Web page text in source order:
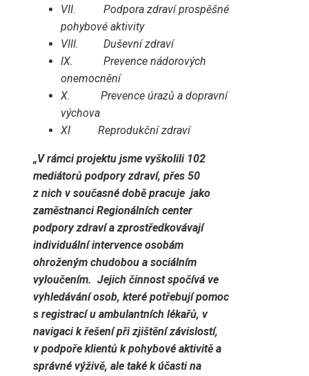
VII.
Podpora zdraví prospěšné
pohybové aktivity
VIII. Duševní zdraví
IX.
Prevence nádorových
onemocnění
X.
Prevence úrazů a dopravní
výchova
XI Reprodukční zdraví
„V rámci projektu jsme vyškolili 102
mediátorů podpory zdraví, přes 50
z nich v současné době pracuje jako
zaměstnanci Regionálních center
podpory zdraví a zprostředkovávají
individuální intervence osobám
ohroženým chudobou a sociálním
vyloučením. Jejich činnost spočívá ve
vyhledávání osob, které potřebují pomoc
s registrací u ambulantních lékařů, v
navigaci k řešení při zjištění závislostí,
v podpoře klientů k pohybové aktivitě a
správné výživě, ale také k účasti na